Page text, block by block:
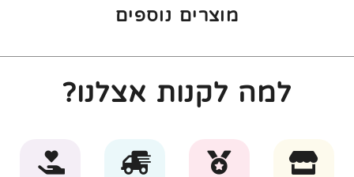
מוצרים נוספים
למה לקנות אצלנו?